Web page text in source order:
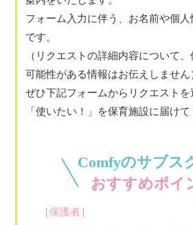
フォーム入力に伴う、お名前や個
です。
（リクエストの詳細内容について
可能性がある情報はお伝えしません
ぜひ下記フォームからリクエスト
「使いたい！」を保育施設に届けて
Comfyのサブス
おすすめポイ
［保護者］